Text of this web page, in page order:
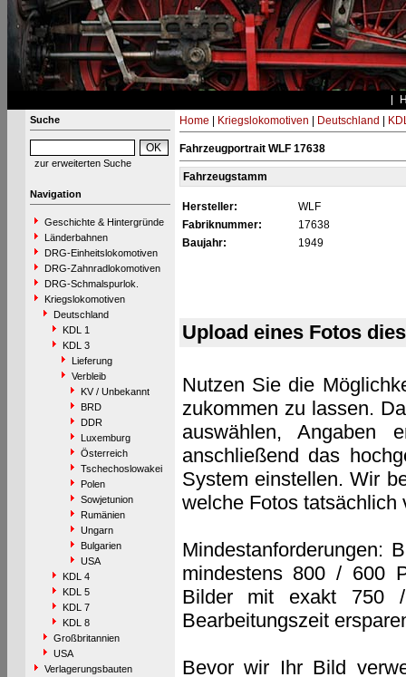
Suche
zur erweiterten Suche
Navigation
Geschichte & Hintergründe
Länderbahnen
DRG-Einheitslokomotiven
DRG-Zahnradlokomotiven
DRG-Schmalspurlok.
Kriegslokomotiven
Deutschland
KDL 1
KDL 3
Lieferung
Verbleib
KV / Unbekannt
BRD
DDR
Luxemburg
Österreich
Tschechoslowakei
Polen
Sowjetunion
Rumänien
Ungarn
Bulgarien
USA
KDL 4
KDL 5
KDL 7
KDL 8
Großbritannien
USA
Verlagerungsbauten
Home Kriegslokomotiven Deutschland
Fahrzeugportrait WLF 17638
Fahrzeugstamm
Hersteller:
WLF
Fabriknummer:
17638
Baujahr:
1949
Upload eines Fotos
Nutzen Sie die
zukommen zu lassen.
auswählen, Angaben
anschließend das
System einstellen. Wir
welche Fotos tatsächlich
Mindestanforderungen:
mindestens 800 / 600
Bilder mit exakt 750
Bearbeitungszeit
Bevor wir Ihr Bild